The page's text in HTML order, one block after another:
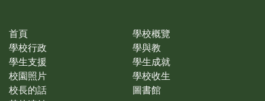
首頁
學校概覽
學校行政
學與教
學生支援
學生成就
校園照片
學校收生
校長的話
圖書館